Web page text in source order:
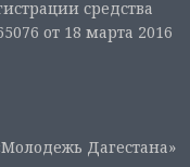
средства
от 18 марта 2016
Дагестана»